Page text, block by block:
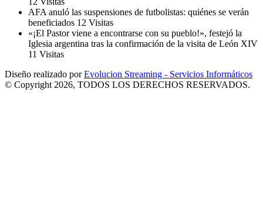
AFA anuló las suspensiones de futbolistas: quiénes se verán
beneficiados 12 Visitas
«¡El Pastor viene a encontrarse con su pueblo!», festejó la
Iglesia argentina tras la confirmación de la visita de León XIV
11 Visitas
Diseño realizado porEvolucion Streaming - Servicios Informáticos
© Copyright 2026, TODOS LOS DERECHOS RESERVADOS.